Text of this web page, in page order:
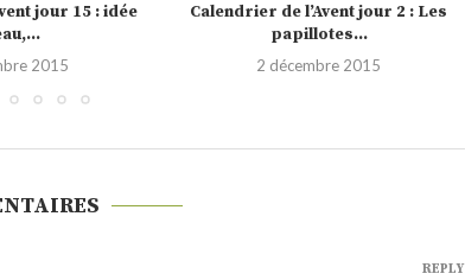
jour 2 : Les
2015
Noël 2014, les nouvelles bûches
glacées Nestlé (Concours...
10 décembre 2014
REPLY